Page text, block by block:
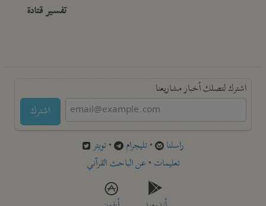
تفسير قتادة
اشترك لتصلك أخبار مشاريعنا
اشترك
راسلنا •تليجرام •تويتر
تعليمات •عن الباحث القرآني